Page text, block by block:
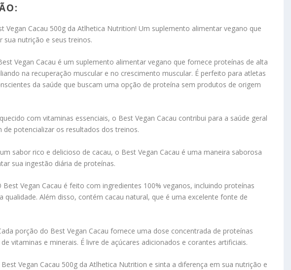
Vegan Cacau 500g da Atlhetica Nutrition! Um suplemento alimentar vegano que
sua nutrição e seus treinos.
Vegan Cacau é um suplemento alimentar vegano que fornece proteínas de alta
na recuperação muscular e no crescimento muscular. É perfeito para atletas
da saúde que buscam uma opção de proteína sem produtos de origem
com vitaminas essenciais, o Best Vegan Cacau contribui para a saúde geral
de potencializar os resultados dos treinos.
sabor rico e delicioso de cacau, o Best Vegan Cacau é uma maneira saborosa
sua ingestão diária de proteínas.
Best Vegan Cacau é feito com ingredientes 100% veganos, incluindo proteínas
qualidade. Além disso, contém cacau natural, que é uma excelente fonte de
porção do Best Vegan Cacau fornece uma dose concentrada de proteínas
vitaminas e minerais. É livre de açúcares adicionados e corantes artificiais.
Vegan Cacau 500g da Atlhetica Nutrition e sinta a diferença em sua nutrição e